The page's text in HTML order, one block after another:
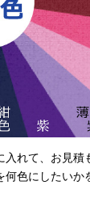
れて、お見積
色にしたいか